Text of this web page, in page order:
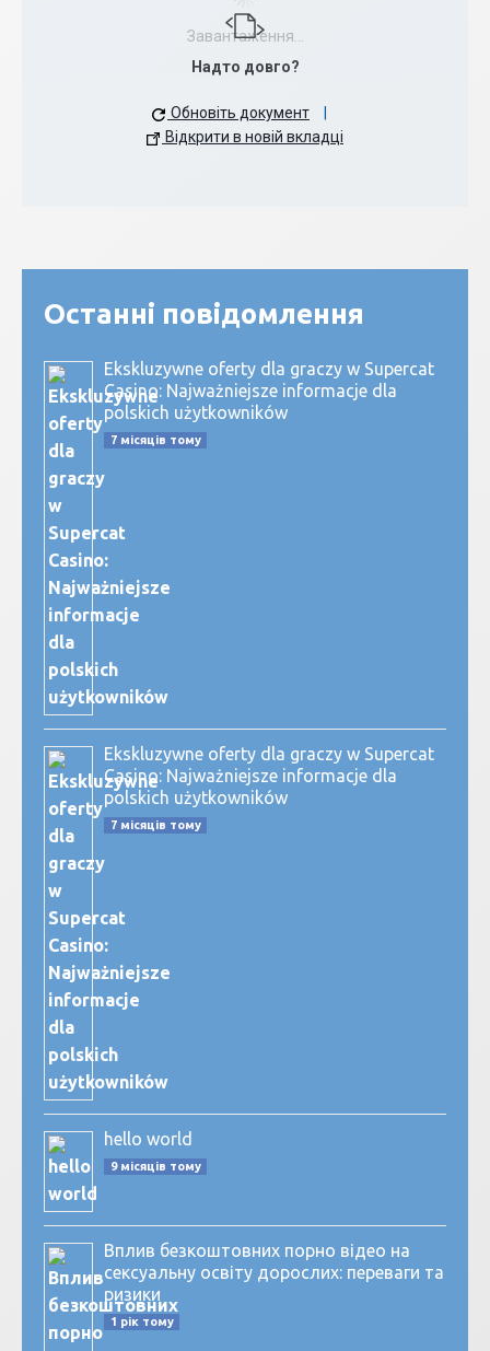
Завантаження...
Надто довго?
Обновіть документ
Відкрити в новій вкладці
Останні повідомлення
Ekskluzywne oferty dla graczy w Supercat
Casino: Najważniejsze informacje dla
polskich użytkowników
7 місяців тому
Ekskluzywne oferty dla graczy w Supercat
Casino: Najważniejsze informacje dla
polskich użytkowników
7 місяців тому
hello world
9 місяців тому
Вплив безкоштовних порно відео на
сексуальну освіту дорослих: переваги та
ризики
1 рік тому